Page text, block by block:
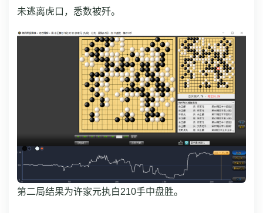
未逃离虎口，悉数被歼。
第二局结果为许家元执白210手中盘胜。